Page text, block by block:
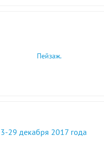
Пейзаж.
29 декабря 2017 года